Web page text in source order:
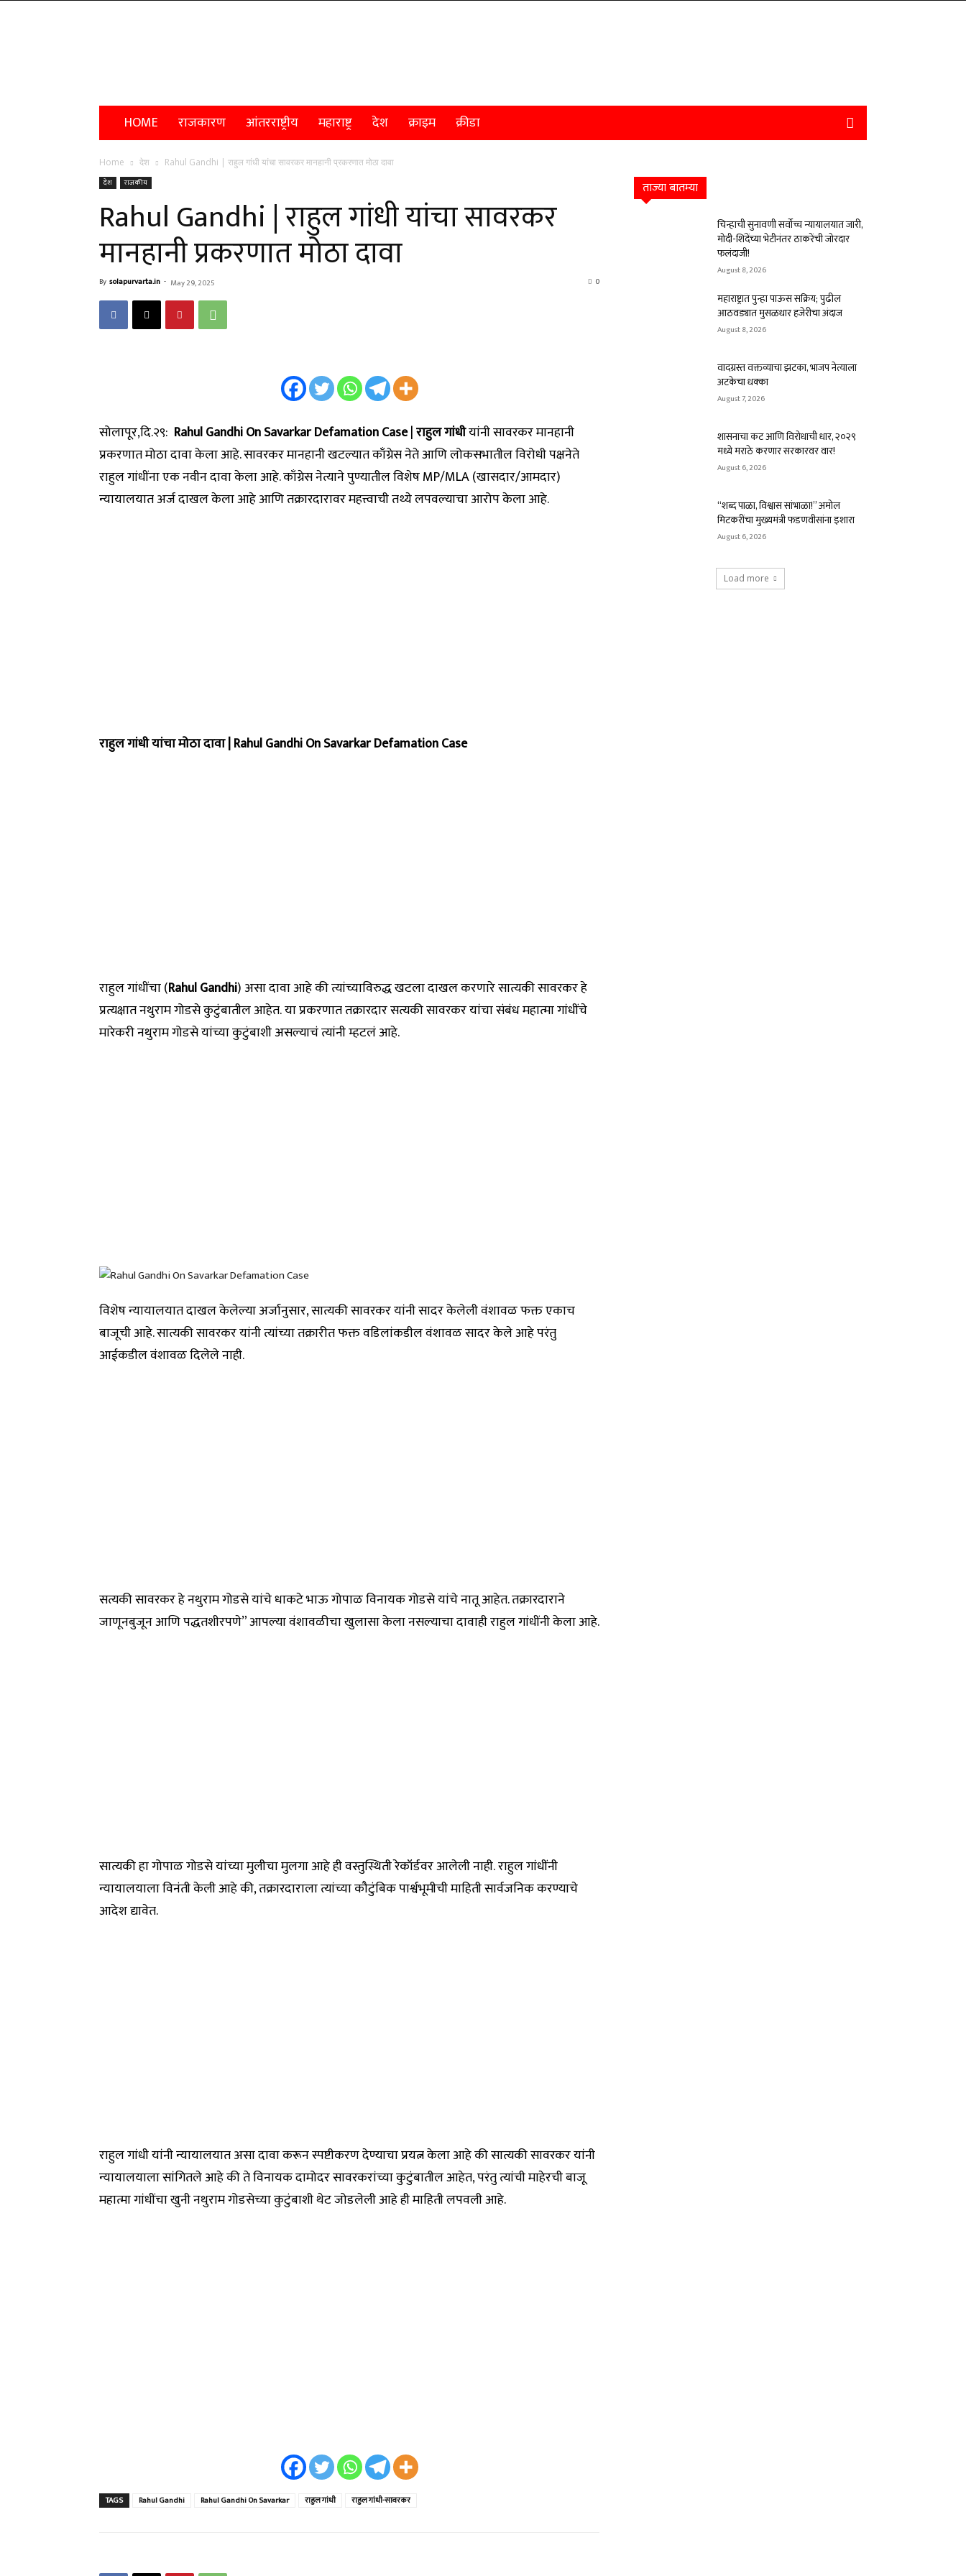
HOME राजकारण आंतरराष्ट्रीय महाराष्ट्र देश क्राइम क्रीडा
Home देश Rahul Gandhi | राहुल गांधी यांचा सावरकर मानहानी प्रकरणात मोठा दावा
देश राजकीय
Rahul Gandhi | राहुल गांधी यांचा सावरकर
मानहानी प्रकरणात मोठा दावा
By solapurvarta.in - May 29, 2025 0
सोलापूर,दि.२९: Rahul Gandhi On Savarkar Defamation Case|राहुल गांधीयांनी सावरकर मानहानी
प्रकरणात मोठा दावा केला आहे. सावरकर मानहानी खटल्यात काँग्रेस नेते आणि लोकसभातील विरोधी पक्षनेते
राहुल गांधींना एक नवीन दावा केला आहे. काँग्रेस नेत्याने पुण्यातील विशेष MP/MLA (खासदार/आमदार)
न्यायालयात अर्ज दाखल केला आहे आणि तक्रारदारावर महत्त्वाची तथ्ये लपवल्याचा आरोप केला आहे.
राहुल गांधी यांचा मोठा दावा |Rahul Gandhi On Savarkar Defamation Case
राहुल गांधींचा (Rahul Gandhi) असा दावा आहे की त्यांच्याविरुद्ध खटला दाखल करणारे सात्यकी सावरकर हे
प्रत्यक्षात नथुराम गोडसे कुटुंबातील आहेत. या प्रकरणात तक्रारदार सत्यकी सावरकर यांचा संबंध महात्मा गांधींचे
मारेकरी नथुराम गोडसे यांच्या कुटुंबाशी असल्याचं त्यांनी म्हटलं आहे.
विशेष न्यायालयात दाखल केलेल्या अर्जानुसार, सात्यकी सावरकर यांनी सादर केलेली वंशावळ फक्त एकाच
बाजूची आहे. सात्यकी सावरकर यांनी त्यांच्या तक्रारीत फक्त वडिलांकडील वंशावळ सादर केले आहे परंतु
आईकडील वंशावळ दिलेले नाही.
सत्यकी सावरकर हे नथुराम गोडसे यांचे धाकटे भाऊ गोपाळ विनायक गोडसे यांचे नातू आहेत. तक्रारदाराने
जाणूनबुजून आणि पद्धतशीरपणे” आपल्या वंशावळीचा खुलासा केला नसल्याचा दावाही राहुल गांधींनी केला आहे.
सात्यकी हा गोपाळ गोडसे यांच्या मुलीचा मुलगा आहे ही वस्तुस्थिती रेकॉर्डवर आलेली नाही. राहुल गांधींनी
न्यायालयाला विनंती केली आहे की, तक्रारदाराला त्यांच्या कौटुंबिक पार्श्वभूमीची माहिती सार्वजनिक करण्याचे
आदेश द्यावेत.
राहुल गांधी यांनी न्यायालयात असा दावा करून स्पष्टीकरण देण्याचा प्रयत्न केला आहे की सात्यकी सावरकर यांनी
न्यायालयाला सांगितले आहे की ते विनायक दामोदर सावरकरांच्या कुटुंबातील आहेत, परंतु त्यांची माहेरची बाजू
महात्मा गांधींचा खुनी नथुराम गोडसेच्या कुटुंबाशी थेट जोडलेली आहे ही माहिती लपवली आहे.
TAGS Rahul Gandhi Rahul Gandhi On Savarkar राहुल गांधी राहुल गांधी-सावरकर
ताज्या बातम्या
चिन्हाची सुनावणी सर्वोच्च न्यायालयात जारी,
मोदी-शिंदेंच्या भेटीनंतर ठाकरेंची जोरदार
फलंदाजी!
August 8, 2026
महाराष्ट्रात पुन्हा पाऊस सक्रिय; पुढील
आठवड्यात मुसळधार हजेरीचा अंदाज
August 8, 2026
वादग्रस्त वक्तव्याचा झटका, भाजप नेत्याला
अटकेचा धक्का
August 7, 2026
शासनाचा कट आणि विरोधाची धार, २०२९
मध्ये मराठे करणार सरकारवर वार!
August 6, 2026
“शब्द पाळा, विश्वास सांभाळा!” अमोल
मिटकरींचा मुख्यमंत्री फडणवीसांना इशारा
August 6, 2026
Load more